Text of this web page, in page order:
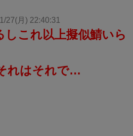
27(月) 22:40:31
しこれ以上擬似鯖いら
れはそれで…